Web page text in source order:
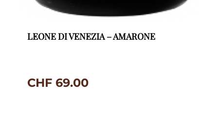
LEONE DI VENEZIA – AMARONE
CHF 69.00